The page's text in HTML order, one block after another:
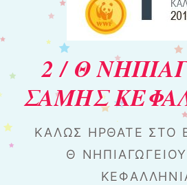
2 / Θ
ΣΑΜΗΣ
ΚΑΛΏΣ ΉΡΘΑΤΕ ΣΤΟ
Θ